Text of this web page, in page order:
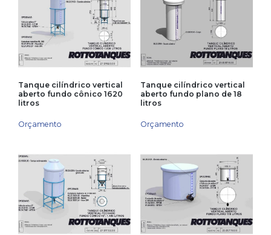
Tanque cilíndrico vertical
aberto fundo cônico 1620
litros
Orçamento
Tanque cilíndrico vertical
aberto fundo plano de 18
litros
Orçamento